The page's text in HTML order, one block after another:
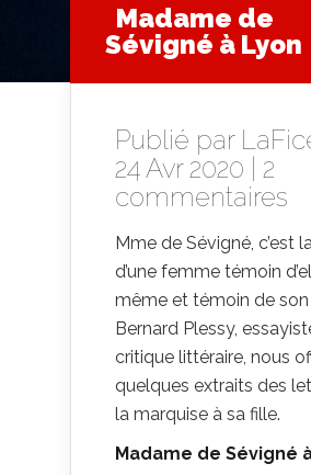
Madame de
Sévigné à Lyon
Publié par
24 Avr 2020 | 2
commentaires
Mme de Sévigné, c’est
d’une femme témoin
même et témoin de
Bernard Plessy,
critique littéraire, nous
quelques extraits des
la marquise à sa fille.
Madame de Sévigné